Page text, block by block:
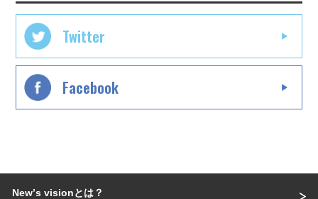
Twitter
Facebook
Newʼs visionとは？